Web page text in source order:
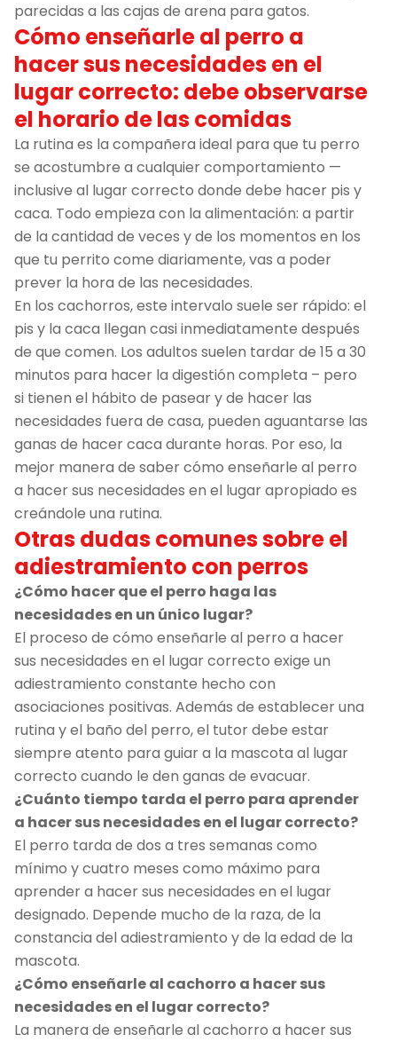
parecidas a las cajas de arena para gatos.
Cómo enseñarle al perro a
hacer sus necesidades en el
lugar correcto: debe observarse
el horario de las comidas
La rutina es la compañera ideal para que tu perro
se acostumbre a cualquier comportamiento —
inclusive al lugar correcto donde debe hacer pis y
caca. Todo empieza con la alimentación: a partir
de la cantidad de veces y de los momentos en los
que tu perrito come diariamente, vas a poder
prever la hora de las necesidades.
En los cachorros, este intervalo suele ser rápido: el
pis y la caca llegan casi inmediatamente después
de que comen. Los adultos suelen tardar de 15 a 30
minutos para hacer la digestión completa – pero
si tienen el hábito de pasear y de hacer las
necesidades fuera de casa, pueden aguantarse las
ganas de hacer caca durante horas. Por eso, la
mejor manera de saber cómo enseñarle al perro
a hacer sus necesidades en el lugar apropiado es
creándole una rutina.
Otras dudas comunes sobre el
adiestramiento con perros
¿Cómo hacer que el perro haga las
necesidades en un único lugar?
El proceso de cómo enseñarle al perro a hacer
sus necesidades en el lugar correcto exige un
adiestramiento constante hecho con
asociaciones positivas. Además de establecer una
rutina y el baño del perro, el tutor debe estar
siempre atento para guiar a la mascota al lugar
correcto cuando le den ganas de evacuar.
¿Cuánto tiempo tarda el perro para aprender
a hacer sus necesidades en el lugar correcto?
El perro tarda de dos a tres semanas como
mínimo y cuatro meses como máximo para
aprender a hacer sus necesidades en el lugar
designado. Depende mucho de la raza, de la
constancia del adiestramiento y de la edad de la
mascota.
¿Cómo enseñarle al cachorro a hacer sus
necesidades en el lugar correcto?
La manera de enseñarle al cachorro a hacer sus